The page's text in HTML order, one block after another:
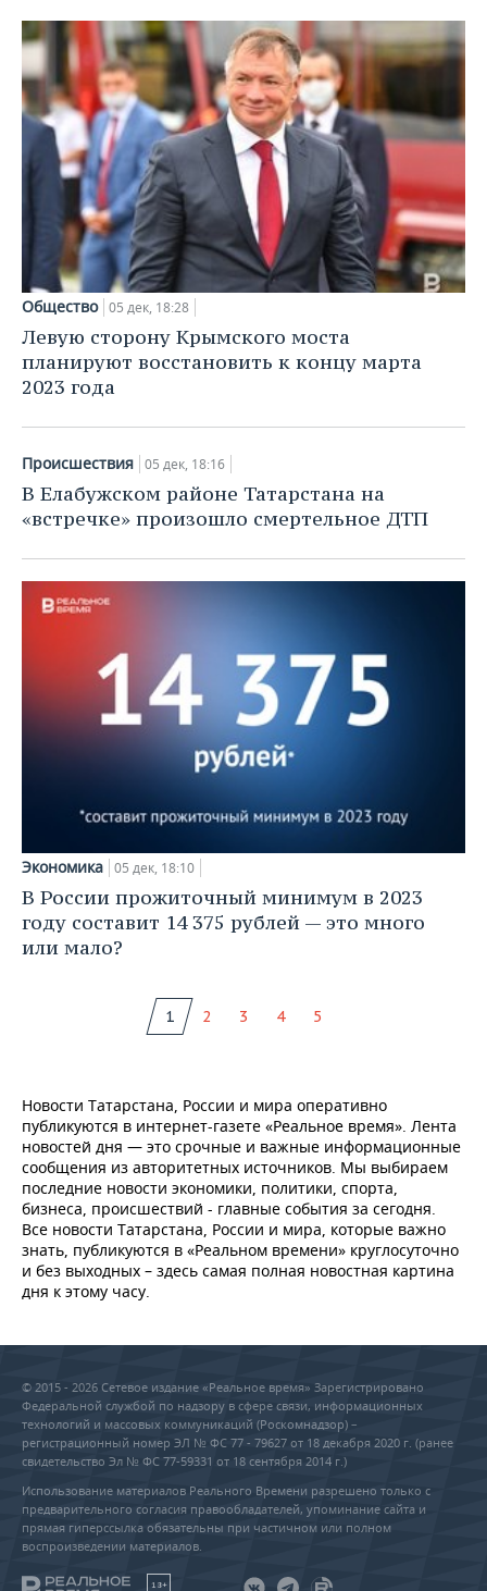
Общество 05 дек, 18:28
Левую сторону Крымского моста
планируют восстановить к концу марта
2023 года
Происшествия 05 дек, 18:16
В Елабужском районе Татарстана на
«встречке» произошло смертельное ДТП
Экономика 05 дек, 18:10
В России прожиточный минимум в 2023
году составит 14 375 рублей — это много
или мало?
1 2 3 4 5
Новости Татарстана, России и мира оперативно
публикуются в интернет-газете «Реальное время». Лента
новостей дня — это срочные и важные информационные
сообщения из авторитетных источников. Мы выбираем
последние новости экономики, политики, спорта,
бизнеса, происшествий - главные события за сегодня.
Все новости Татарстана, России и мира, которые важно
знать, публикуются в «Реальном времени» круглосуточно
и без выходных – здесь самая полная новостная картина
дня к этому часу.
© 2015 - 2026 Сетевое издание «Реальное время» Зарегистрировано
Федеральной службой по надзору в сфере связи, информационных
технологий и массовых коммуникаций (Роскомнадзор) –
регистрационный номер ЭЛ № ФС 77 - 79627 от 18 декабря 2020 г. (ранее
свидетельство Эл № ФС 77-59331 от 18 сентября 2014 г.)
Использование материалов Реального Времени разрешено только с
предварительного согласия правообладателей, упоминание сайта и
прямая гиперссылка обязательны при частичном или полном
воспроизведении материалов.
18+